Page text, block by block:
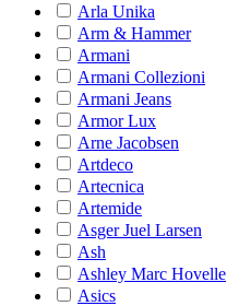
Arla Unika
Arm & Hammer
Armani
Armani Collezioni
Armani Jeans
Armor Lux
Arne Jacobsen
Artdeco
Artecnica
Artemide
Asger Juel Larsen
Ash
Ashley Marc Hovelle
Asics